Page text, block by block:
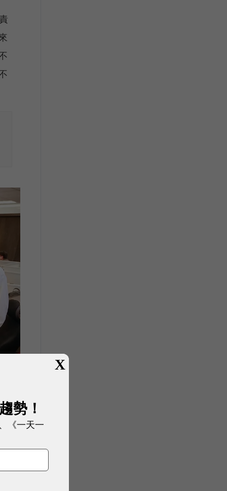
X
勢！
《一天一